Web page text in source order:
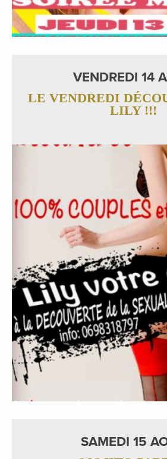
VENDREDI 14
LE VENDREDI
LILY !!!
SAMEDI 15